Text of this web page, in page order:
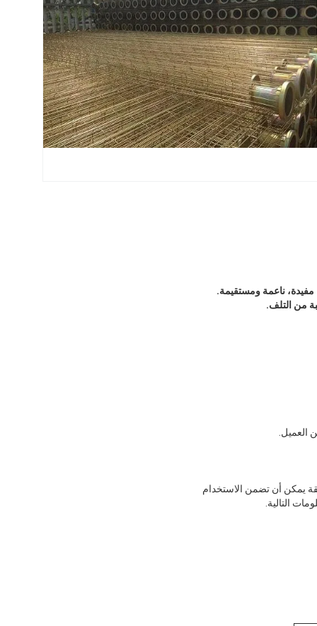
ناعمة ومستقيمة.
من التلف.
العميل.
يمكن أن تضمن الاستخدام
التالية.